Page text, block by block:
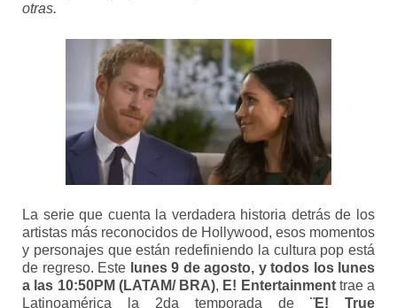
otras.
La serie que cuenta la verdadera historia detrás de los
artistas más reconocidos de Hollywood, esos momentos
y personajes que están redefiniendo la cultura pop está
de regreso. Este lunes 9 de agosto, y todos los lunes
a las 10:50PM (LATAM/ BRA), E! Entertainmenttrae a
Latinoamérica la 2da temporada de ¨E! True